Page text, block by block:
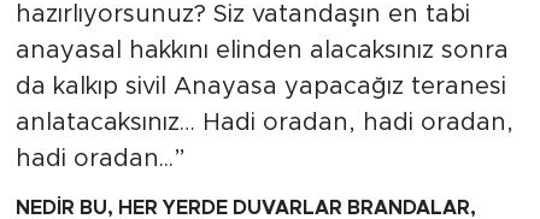
hazırlıyorsunuz? Siz vatandaşın en tabi
anayasal hakkını elinden alacaksınız sonra
da kalkıp sivil Anayasa yapacağız teranesi
anlatacaksınız… Hadi oradan, hadi oradan,
hadi oradan...”
NEDİR BU, HER YERDE DUVARLAR BRANDALAR,